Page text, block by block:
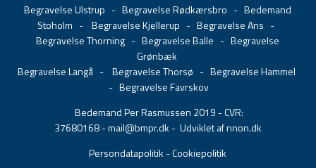
Begravelse Ulstrup -Begravelse Rødkærsbro -Bedemand
Stoholm - Begravelse Kjellerup - Begravelse Ans -
Begravelse Thorning -Begravelse Balle -Begravelse
Grønbæk
Begravelse Langå -Begravelse Thorsø -Begravelse Hammel
-Begravelse Favrskov
Bedemand Per Rasmussen 2019 - CVR:
37680168 -mail@bmpr.dk - Udviklet af nnon.dk
Persondatapolitik -Cookiepolitik